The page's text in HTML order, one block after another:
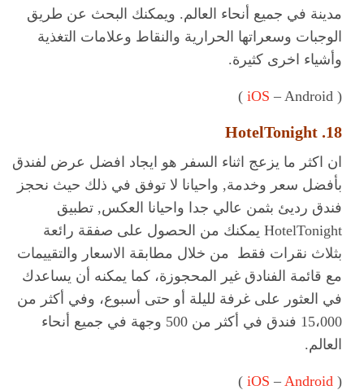
مدينة في جميع أنحاء العالم. ويمكنك البحث عن طريق
الوجبات وسعراتها الحرارية والنقاط وعلامات التغذية
وأشياء اخرى كثيرة.
(
iOS – Android )
18. HotelTonight
ان اكثر ما يزعج اثناء السفر هو ايجاد افضل عرض لفندق
بأفضل سعر وخدمة, واحيانا لا توفق في ذلك حيث نحجز
فندق رديئ بثمن عالي جدا واحيانا العكس, تطبيق
HotelTonight يمكنك من الحصول على صفقة رائعة
بثلاث نقرات فقط من خلال مطابقة الاسعار والتقييمات
مع قائمة الفنادق غير المحجوزة، كما يمكنه أن يساعدك
في العثور على غرفة لليلة أو حتى أسبوع، وفي أكثر من
15،000 فندق في أكثر من 500 وجهة في جميع أنحاء
العالم.
(
iOS – Android
)